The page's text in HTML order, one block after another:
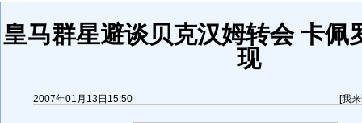
皇马群星避谈贝克汉姆转会 卡佩
现
2007年01月13日15:50 [我